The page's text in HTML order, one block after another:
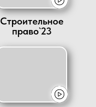
Строительное
право`23